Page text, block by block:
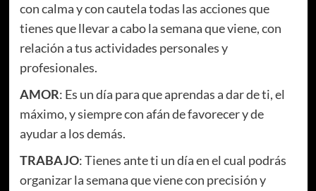
con calma y con cautela todas las acciones que
tienes que llevar a cabo la semana que viene, con
relación a tus actividades personales y
profesionales.
AMOR: Es un día para que aprendas a dar de ti, el
máximo, y siempre con afán de favorecer y de
ayudar a los demás.
TRABAJO: Tienes ante ti un día en el cual podrás
organizar la semana que viene con precisión y